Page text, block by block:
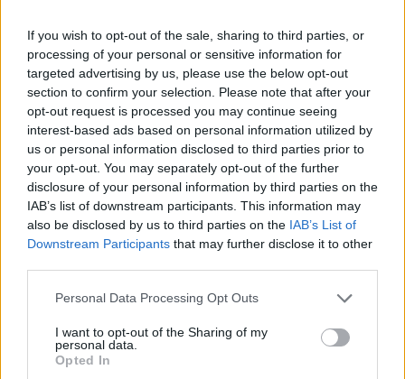
If you wish to opt-out of the sale, sharing to third parties, or
processing of your personal or sensitive information for
targeted advertising by us, please use the below opt-out
section to confirm your selection. Please note that after your
opt-out request is processed you may continue seeing
interest-based ads based on personal information utilized by
us or personal information disclosed to third parties prior to
your opt-out. You may separately opt-out of the further
disclosure of your personal information by third parties on the
IAB’s list of downstream participants. This information may
also be disclosed by us to third parties on the IAB’s List of
Downstream Participants that may further disclose it to other
Personal Data Processing Opt Outs
I want to opt-out of the Sharing of my
personal data.
Opted In
διάρκεια των σχολικών διακοπών, καθώς
προσπαθούν να ισορροπήσουν
επαγγελματικές υποχρεώσεις και
οικογενειακή ζωή. Η έρευνά μας αποδεικνύει
ότι η ευελιξία στον χώρο εργασίας μπορεί να
τους ανακουφίσει σημαντικά, ενώ
παρατηρούμε αυξανόμενη ζήτηση για χώρους
εργασίας σε τοπικό επίπεδο που προσφέρουν
την ευελιξία και την άνεση που χρειάζονται
κατά τη διάρκεια της παρατεταμένης θερινής
περιόδου».
IWG, αναφέρει: «Η ευελιξία στο εργασιακό
περιβάλλον δεν ενισχύει μόνο την ευημερία